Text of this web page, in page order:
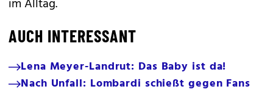
im Alltag.
AUCH INTERESSANT
Lena Meyer-Landrut: Das Baby ist da!
Nach Unfall: Lombardi schießt gegen Fans